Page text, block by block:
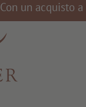
Con un acquisto